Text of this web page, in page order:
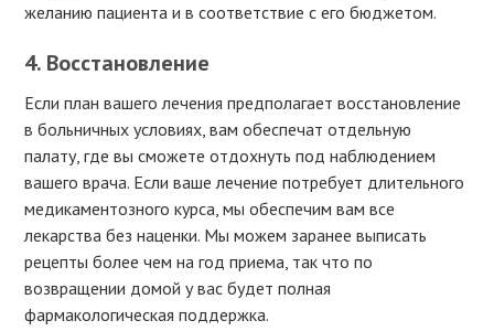
желанию пациента и в соответствие с его бюджетом.
4. Восстановление
Если план вашего лечения предполагает восстановление
в больничных условиях, вам обеспечат отдельную
палату, где вы сможете отдохнуть под наблюдением
вашего врача. Если ваше лечение потребует длительного
медикаментозного курса, мы обеспечим вам все
лекарства без наценки. Мы можем заранее выписать
рецепты более чем на год приема, так что по
возвращении домой у вас будет полная
фармакологическая поддержка.